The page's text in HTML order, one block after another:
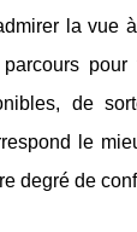
la vue
de
le
degré de